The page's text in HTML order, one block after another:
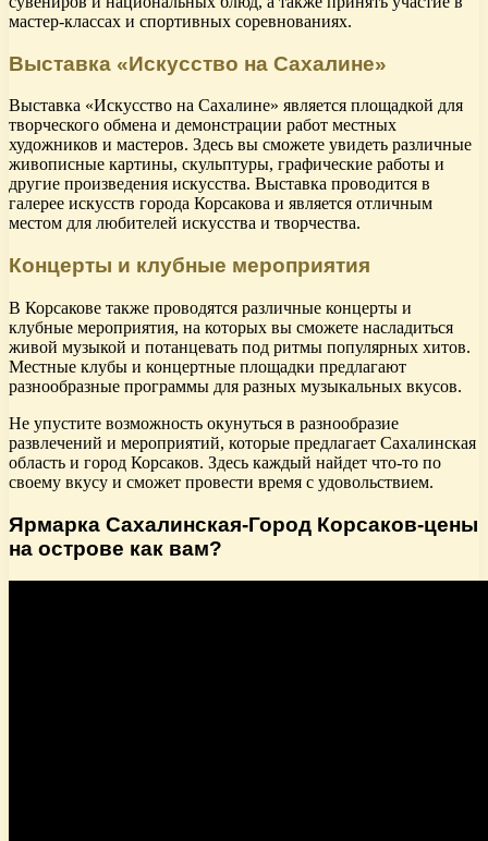
мастер-классах и спортивных соревнованиях.
Выставка «Искусство на Сахалине»
Выставка «Искусство на Сахалине» является площадкой для
творческого обмена и демонстрации работ местных
художников и мастеров. Здесь вы сможете увидеть различные
живописные картины, скульптуры, графические работы и
другие произведения искусства. Выставка проводится в
галерее искусств города Корсакова и является отличным
местом для любителей искусства и творчества.
Концерты и клубные мероприятия
В Корсакове также проводятся различные концерты и
клубные мероприятия, на которых вы сможете насладиться
живой музыкой и потанцевать под ритмы популярных хитов.
Местные клубы и концертные площадки предлагают
разнообразные программы для разных музыкальных вкусов.
Не упустите возможность окунуться в разнообразие
развлечений и мероприятий, которые предлагает Сахалинская
область и город Корсаков. Здесь каждый найдет что-то по
своему вкусу и сможет провести время с удовольствием.
Ярмарка Сахалинская-Город Корсаков-цены
на острове как вам?